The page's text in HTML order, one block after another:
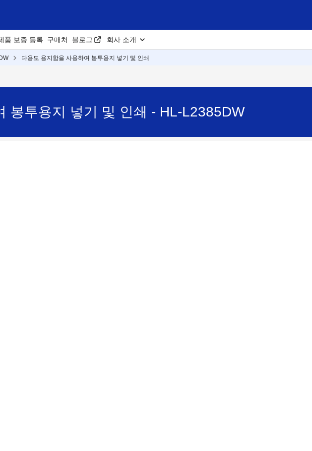
품 보증 등록 구매처 블로그 회사 소개
다용도 용지함을 사용하여 봉투용지 넣기 및 인쇄
봉투용지 넣기 및 인쇄 - HL-L2385DW